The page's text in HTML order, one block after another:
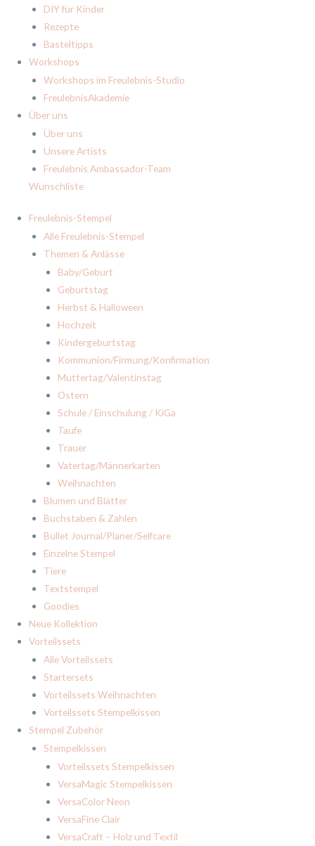
DIY für Kinder
Rezepte
Basteltipps
Workshops
Workshops im Freulebnis-Studio
FreulebnisAkademie
Über uns
Über uns
Unsere Artists
Freulebnis Ambassador-Team
Wunschliste
Freulebnis-Stempel
Alle Freulebnis-Stempel
Themen & Anlässe
Baby/Geburt
Geburtstag
Herbst & Halloween
Hochzeit
Kindergeburtstag
Kommunion/Firmung/Konfirmation
Muttertag/Valentinstag
Ostern
Schule / Einschulung / KiGa
Taufe
Trauer
Vatertag/Männerkarten
Weihnachten
Blumen und Blätter
Buchstaben & Zahlen
Bullet Journal/Planer/Selfcare
Einzelne Stempel
Tiere
Textstempel
Goodies
Neue Kollektion
Vorteilssets
Alle Vorteilssets
Startersets
Vorteilssets Weihnachten
Vorteilssets Stempelkissen
Stempel Zubehör
Stempelkissen
Vorteilssets Stempelkissen
VersaMagic Stempelkissen
VersaColor Neon
VersaFine Clair
VersaCraft – Holz und Textil